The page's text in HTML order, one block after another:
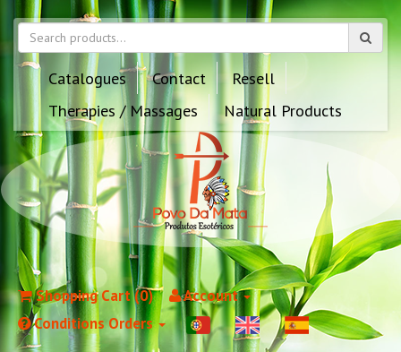
Catalogues Contact
Resell
Therapies / Massages
Natural Products
Shopping Cart (0)
Account
Conditions Orders